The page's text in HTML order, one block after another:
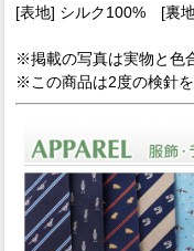
[表地] シルク100% [裏
※掲載の写真は実物と色
※この商品は2度の検針を